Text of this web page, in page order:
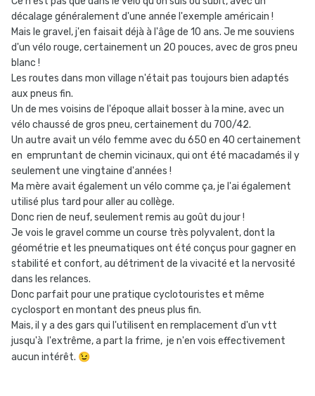
décalage généralement d'une année l'exemple américain !
Mais le gravel, j'en faisait déjà à l'âge de 10 ans. Je me souviens
d'un vélo rouge, certainement un 20 pouces, avec de gros pneu
blanc !
Les routes dans mon village n'était pas toujours bien adaptés
aux pneus fin.
Un de mes voisins de l'époque allait bosser à la mine, avec un
vélo chaussé de gros pneu, certainement du 700/42.
Un autre avait un vélo femme avec du 650 en 40 certainement
en empruntant de chemin vicinaux, qui ont été macadamés il y
seulement une vingtaine d'années !
Ma mère avait également un vélo comme ça, je l'ai également
utilisé plus tard pour aller au collège.
Donc rien de neuf, seulement remis au goût du jour !
Je vois le gravel comme un course très polyvalent, dont la
géométrie et les pneumatiques ont été conçus pour gagner en
stabilité et confort, au détriment de la vivacité et la nervosité
dans les relances.
Donc parfait pour une pratique cyclotouristes et même
cyclosport en montant des pneus plus fin.
Mais, il y a des gars qui l'utilisent en remplacement d'un vtt
jusqu'à l'extrême, a part la frime, je n'en vois effectivement
aucun intérêt. 😉